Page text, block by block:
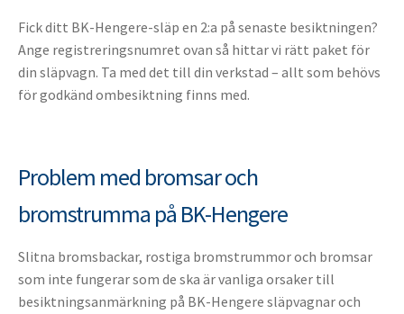
Fick ditt BK-Hengere-släp en 2:a på senaste besiktningen?
Ange registreringsnumret ovan så hittar vi rätt paket för
din släpvagn. Ta med det till din verkstad – allt som behövs
för godkänd ombesiktning finns med.
Problem med bromsar och
bromstrumma på BK-Hengere
Slitna bromsbackar, rostiga bromstrummor och bromsar
som inte fungerar som de ska är vanliga orsaker till
besiktningsanmärkning på BK-Hengere släpvagnar och